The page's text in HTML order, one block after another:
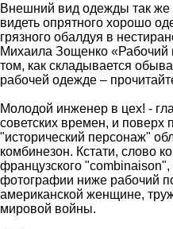
Внешний вид одежды так же
видеть опрятного хорошо
грязного обалдуя в
Михаила Зощенко «Рабочий
том, как складывается
рабочей одежде –
Молодой инженер в цех! -
советских времен, и
"исторический персонаж"
комбинезон. Кстати, слово
французского
фотографии ниже рабочий
американской женщине,
мировой войны.